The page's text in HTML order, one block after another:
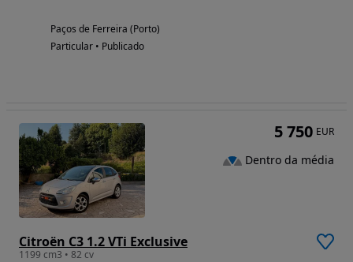
Paços de Ferreira (Porto)
Particular • Publicado
Citroën C3 1.2 VTi Exclusive
1199 cm3 • 82 cv
5 750 EUR
Dentro da média